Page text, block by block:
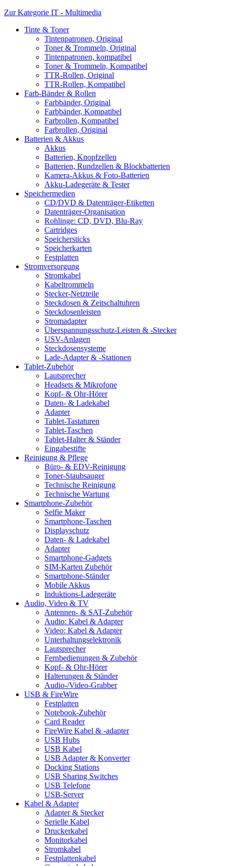
Zur Kategorie IT - Multimedia
Tinte & Toner
Tintenpatronen, Original
Toner & Trommeln, Original
Tintenpatronen, kompatibel
Toner & Trommeln, Kompatibel
TTR-Rollen, Original
TTR-Rollen, Kompatibel
Farb-Bänder & Rollen
Farbbänder, Original
Farbbänder, Kompatibel
Farbrollen, Kompatibel
Farbrollen, Original
Batterien & Akkus
Akkus
Batterien, Knopfzellen
Batterien, Rundzellen & Blockbatterien
Kamera-Akkus & Foto-Batterien
Akku-Ladegeräte & Tester
Speichermedien
CD/DVD & Datenträger-Etiketten
Datenträger-Organisation
Rohlinge: CD, DVD, Blu-Ray
Cartridges
Speichersticks
Speicherkarten
Festplatten
Stromversorgung
Stromkabel
Kabeltrommeln
Stecker-Netzteile
Steckdosen & Zeitschaltuhren
Steckdosenleisten
Stromadapter
Überspannungsschutz-Leisten & -Stecker
USV-Anlagen
Steckdosensysteme
Lade-Adapter & -Stationen
Tablet-Zubehör
Lautsprecher
Headsets & Mikrofone
Kopf- & Ohr-Hörer
Daten- & Ladekabel
Adapter
Tablet-Tastaturen
Tablet-Taschen
Tablet-Halter & Ständer
Eingabestifte
Reinigung & Pflege
Büro- & EDV-Reinigung
Toner-Staubsauger
Technische Reinigung
Technische Wartung
Smartphone-Zubehör
Selfie Maker
Smartphone-Taschen
Displayschutz
Daten- & Ladekabel
Adapter
Smartphone-Gadgets
SIM-Karten Zubehör
Smartphone-Ständer
Mobile Akkus
Induktions-Ladegeräte
Audio, Video & TV
Antennen- & SAT-Zubehör
Audio: Kabel & Adapter
Video: Kabel & Adapter
Unterhaltungselektronik
Lautsprecher
Fernbedienungen & Zubehör
Kopf- & Ohr-Hörer
Halterungen & Ständer
Audio-/Video-Grabber
USB & FireWire
Festplatten
Notebook-Zubehör
Card Reader
FireWire Kabel & -adapter
USB Hubs
USB Kabel
USB Adapter & Konverter
Docking Stations
USB Sharing Switches
USB Telefone
USB-Server
Kabel & Adapter
Adapter & Stecker
Serielle Kabel
Druckerkabel
Monitorkabel
Stromkabel
Festplattenkabel